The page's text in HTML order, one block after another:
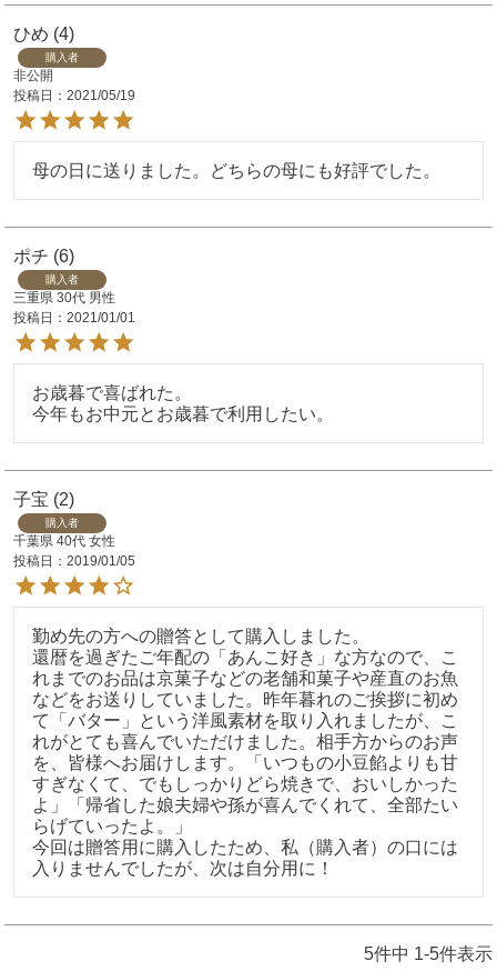
ひめ 4
購入者
非公開
投稿日
2021/05/19
母の日に送りました。どちらの母にも好評でした。
ポチ 6
購入者
三重県 30代 男性
投稿日
2021/01/01
お歳暮で喜ばれた。
今年もお中元とお歳暮で利用したい。
子宝 2
購入者
千葉県 40代 女性
投稿日
2019/01/05
勤め先の方への贈答として購入しました。
還暦を過ぎたご年配の「あんこ好き」な方なので、こ
れまでのお品は京菓子などの老舗和菓子や産直のお魚
などをお送りしていました。昨年暮れのご挨拶に初め
て「バター」という洋風素材を取り入れましたが、こ
れがとても喜んでいただけました。相手方からのお声
を、皆様へお届けします。「いつもの小豆餡よりも甘
すぎなくて、でもしっかりどら焼きで、おいしかった
よ」「帰省した娘夫婦や孫が喜んでくれて、全部たい
らげていったよ。」
今回は贈答用に購入したため、私（購入者）の口には
入りませんでしたが、次は自分用に！
5件中 1-5件表示